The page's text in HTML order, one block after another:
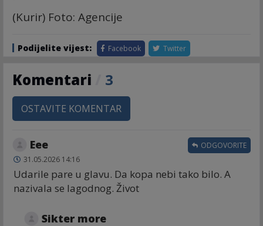
(Kurir) Foto: Agencije
Podijelite vijest: Facebook Twitter
Komentari 3
OSTAVITE KOMENTAR
Eee
31.05.2026 14:16
Udarile pare u glavu. Da kopa nebi tako bilo. A
nazivala se lagodnog. Život
ODGOVORITE
Sikter more